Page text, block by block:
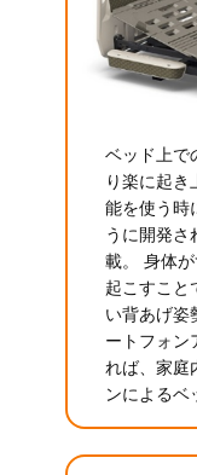
ベッド上で
り楽に起
能を使う時
うに開発さ
載。 身体
起こすこと
い背あげ姿
ートフォン
れば、家庭
ンによるベ